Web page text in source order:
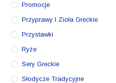
Promocje
Przyprawy I Zioła Greckie
Przystawki
Ryże
Sery Greckie
Słodycze Tradycyjne